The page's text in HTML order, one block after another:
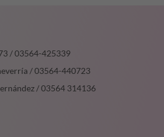
/ 03564-425339
/ 03564-440723
/ 03564 314136